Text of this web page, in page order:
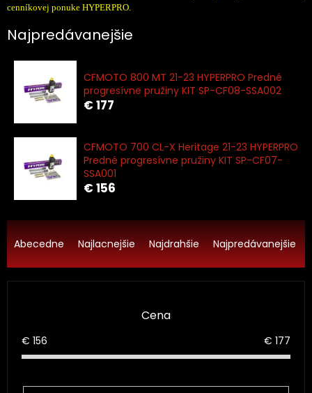
cenníkovej ponuke HYPERPRO.
Najpredávanejšie
CFMOTO 800 MT 21-23 HYPERPRO Predné
progresívne pružiny KIT SP-CF08-SSA002
€ 177
CFMOTO 700 CL-X Heritage 21-23 HYPERPRO
Predné progresívne pružiny KIT SP-CF07-
SSA001
€ 156
R
a
d
e
Abecedne Najlacnejšie Najdrahšie Najpredávanejšie
Cena
€ 156 € 177